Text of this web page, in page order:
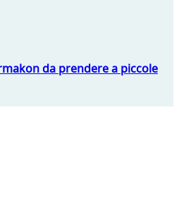
da prendere a piccole